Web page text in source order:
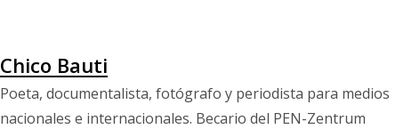
Chico Bauti
Poeta, documentalista, fotógrafo y periodista para medios
nacionales e internacionales. Becario del PEN-Zentrum